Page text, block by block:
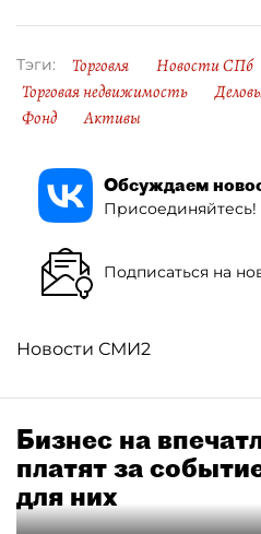
Тэги: Торговля Новости СПб
Торговая недвижимость
Фонд
Активы
Обсуждаем
Присоединяйтесь!
Подписаться на
Новости СМИ2
Бизнес на
платят за
для них